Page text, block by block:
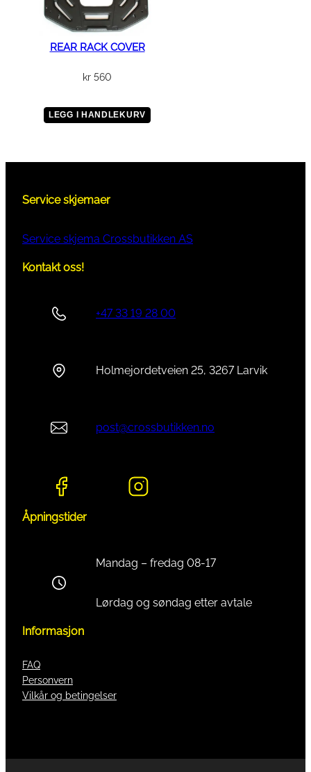
REAR RACK COVER
kr 560
LEGG I HANDLEKURV
Service skjemaer
Service skjema Crossbutikken AS
Kontakt oss!
+47 33 19 28 00
Holmejordetveien 25, 3267 Larvik
post@crossbutikken.no
Åpningstider
Mandag – fredag 08-17
Lørdag og søndag etter avtale
Informasjon
FAQ
Personvern
Vilkår og betingelser